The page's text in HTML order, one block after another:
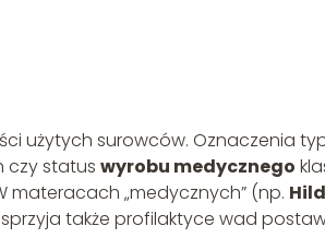
użytych surowców. Oznaczenia
czy status wyrobu medycznego
materacach „medycznych” (np.
także profilaktyce wad